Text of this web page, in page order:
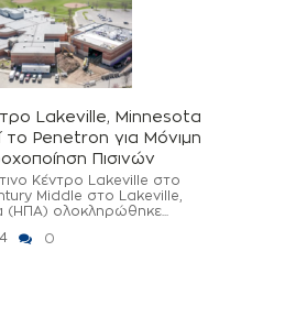
Lakeville, Minnesota
το Penetron για Μόνιμη
Πισινών
Κέντρο Lakeville στο
Middle στο Lakeville,
(ΗΠΑ) ολοκληρώθηκε...
0